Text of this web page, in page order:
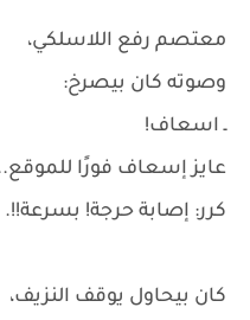
معتصم رفع اللاسلكي،
وصوته كان بيصرخ:
ـ اسعاف!
عايز إسعاف فورًا
كرر: إصابة حرجة! بسرعة!!.
كان بيحاول يوقف النزيف،